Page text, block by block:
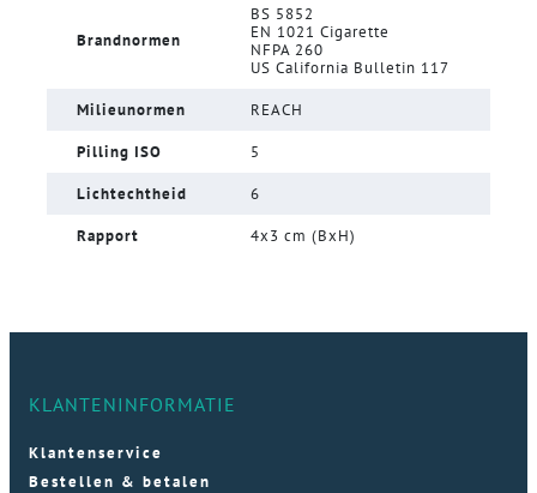
Brandnormen
BS 5852
EN 1021 Cigarette
NFPA 260
US California Bulletin 117
Milieunormen REACH
Pilling ISO 5
Lichtechtheid 6
Rapport 4x3 cm (BxH)
KLANTENINFORMATIE
Klantenservice
Bestellen & betalen